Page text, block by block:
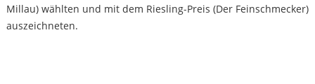
Millau) wählten und mit dem Riesling-Preis (Der Feinschmecker)
auszeichneten.